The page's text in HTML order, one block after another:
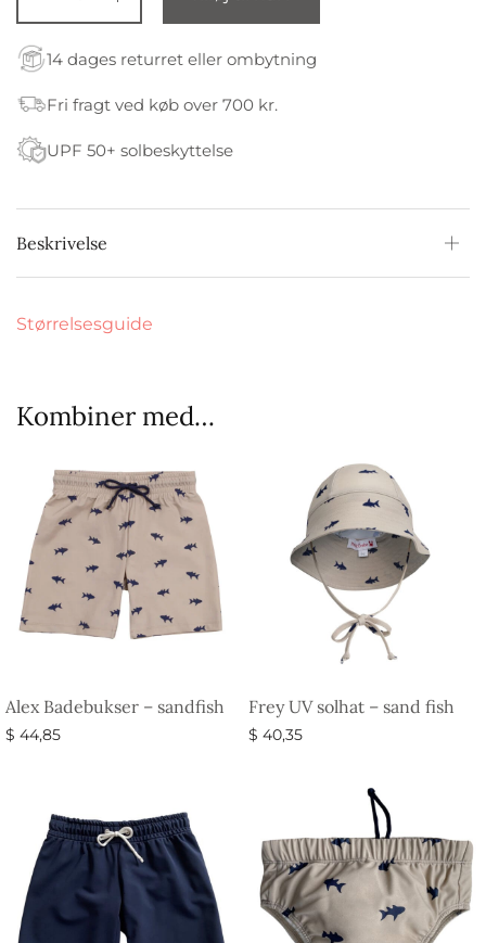
14 dages returret eller ombytning
Fri fragt ved køb over 700 kr.
UPF 50+ solbeskyttelse
Beskrivelse
Størrelsesguide
Kombiner med…
Alex Badebukser – sandfish
$ 44,85
Frey UV solhat – sand fish
$ 40,35